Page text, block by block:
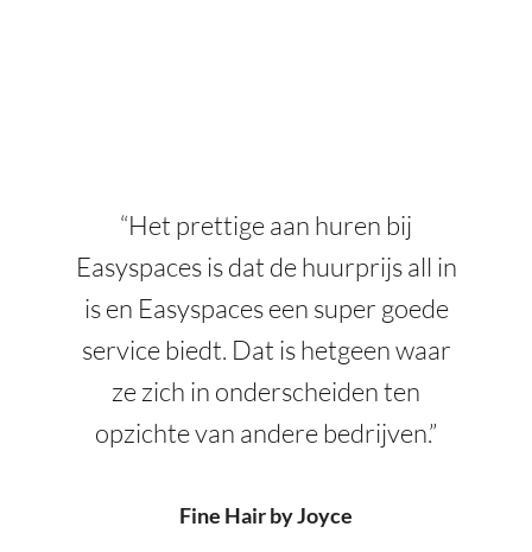
“Het prettige aan huren bij
Easyspaces is dat de huurprijs all in
is en Easyspaces een super goede
service biedt. Dat is hetgeen waar
ze zich in onderscheiden ten
opzichte van andere bedrijven.”
Fine Hair by Joyce